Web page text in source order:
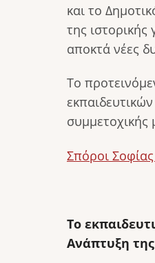
και το
της
αποκτά νέες
Το
συμμετοχικής
Σπόροι
Το
Ανάπτυξη της